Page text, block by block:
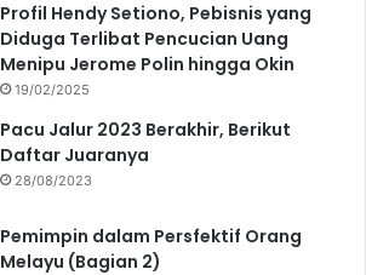
Profil Hendy Setiono, Pebisnis yang
Diduga Terlibat Pencucian Uang
Menipu Jerome Polin hingga Okin
19/02/2025
Pacu Jalur 2023 Berakhir, Berikut
Daftar Juaranya
28/08/2023
Pemimpin dalam Persfektif Orang
Melayu (Bagian 2)